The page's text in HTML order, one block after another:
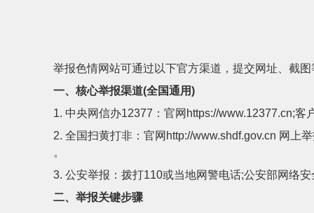
举报色情网站可通过以下官方渠道，提交网址、截
一、核心举报渠道(全国通用)
1. 中央网信办12377：官网https://www.12377.cn;客
2. 全国扫黄打非：官网http://www.shdf.gov.cn 网上
。
3. 公安举报：拨打110或当地网警电话;公安部网络
二、举报关键步骤